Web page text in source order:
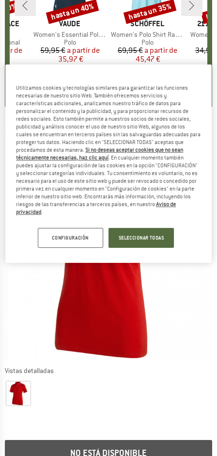
FACE
reducido
de
MARCA
VAUDE
Artículo
Women's Essential Polo Shirt
Product group
Polo
Precio
59,95 € Precio reducido
a partir de
35,97 €
5,0 2
Descuento
hasta un 40%
MARCA
SCHÖFFEL
Artículo
Women's Polo Shirt Ramseck
Product group
Polo
Precio
69,95 € Precio reducido
a partir de
45,47 €
5,0 3
Descuento
hasta un 35%
2117
Artículo
34,95
MAMMUT -Trovat Polo - Polo
(0)
Vistas detalladas
NO ESTÁ DISPONIBLE
Utilizamos cookies y tecnologías similares para garantizar las funciones
necesarias de nuestro sitio Web. También ofrecemos servicios y
características adicionales, analizamos nuestro tráfico de datos para
personalizar el contenido y la publicidad, y para proporcionar recursos de
redes sociales. Esto también permite a nuestros socios de redes sociales,
publicidad y análisis conocer el uso de nuestro sitio Web, algunos de los
cuales se encuentran en terceros países sin las salvaguardas adecuadas para
proteger tus datos. Haciendo clic en "SELECCIONAR TODAS" aceptas que
procedamos de esta manera.Si no deseas aceptar cookies que no sean
técnicamente necesarias, haz clic aquí. En cualquier momento también
puedes ajustar la configuración de las cookies en la opción "CONFIGURACIÓN"
y seleccionar categorías individuales. Tu consentimiento es voluntario, no es
necesario para el uso de este sitio web y puede ser revocado o concedido por
primera vez en cualquier momento en "Configuración de cookies" en la parte
inferior de nuestro sitio web. Encontrarás más información, incluyendo los
riesgos de las transferencias a terceros países, en nuestroAviso de
privacidad
CONFIGURACIÓN SELECCIONAR TODAS